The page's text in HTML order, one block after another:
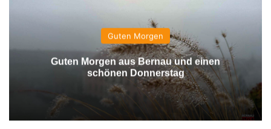
Guten Morgen
Guten Morgen aus Bernau und einen
schönen Donnerstag